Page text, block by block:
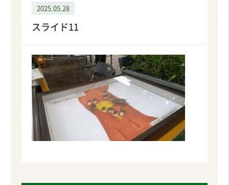
2025.05.28
スライド11